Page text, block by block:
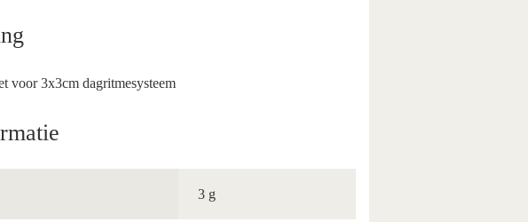
voor 3x3cm dagritmesysteem
3 g